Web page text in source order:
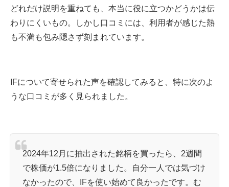
どれだけ説明を重ねても、本当に役に立つかどうかは伝
わりにくいもの。しかし口コミには、利用者が感じた熱
も不満も包み隠さず刻まれています。
IFについて寄せられた声を確認してみると、特に次のよ
うな口コミが多く見られました。
2024年12月に抽出された銘柄を買ったら、2週間
で株価が1.5倍になりました。自分一人では気づけ
なかったので、IFを使い始めて良かったです。む